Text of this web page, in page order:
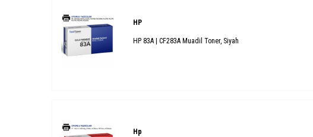
HP
HP 83A | CF283A Muadil Toner, Siyah
Hp